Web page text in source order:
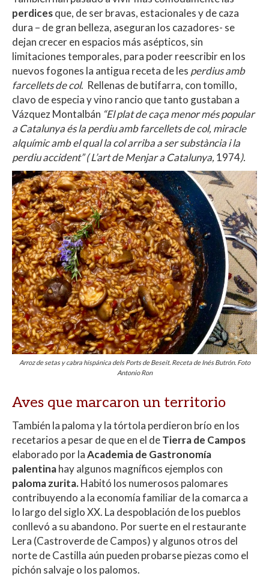
perdicesque, de ser bravas, estacionales y de caza
dura – de gran belleza, aseguran los cazadores- se
dejan crecer en espacios más asépticos, sin
limitaciones temporales, para poder reescribir en los
nuevos fogones la antigua receta de les perdius amb
farcellets de col. Rellenas de butifarra, con tomillo,
clavo de especia y vino rancio que tanto gustaban a
Vázquez Montalbán “El plat de caça menor més popular
a Catalunya és la perdiu amb farcellets de col, miracle
alquímic amb el qual la col arriba a ser substància i la
perdiu accident” ( L’art de Menjar a Catalunya, 1974).
Arroz de setas y cabra hispánica dels Ports de Beseit. Receta de Inés Butrón. Foto
Antonio Ron
Aves que marcaron un territorio
También la paloma y la tórtola perdieron brío en los
recetarios a pesar de que en el deTierra de Campos
elaborado por laAcademia de Gastronomía
palentinahay algunos magníficos ejemplos con
paloma zurita.Habitó los numerosos palomares
contribuyendo a la economía familiar de la comarca a
lo largo del siglo XX. La despoblación de los pueblos
conllevó a su abandono. Por suerte en el restaurante
Lera (Castroverde de Campos) y algunos otros del
norte de Castilla aún pueden probarse piezas como el
pichón salvaje o los palomos.